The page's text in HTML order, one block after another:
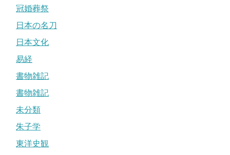
冠婚葬祭
日本の名刀
日本文化
易経
書物雑記
書物雑記
未分類
朱子学
東洋史観